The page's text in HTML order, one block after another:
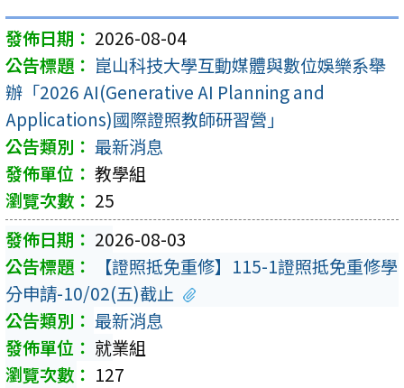
2026-08-04
崑山科技大學互動媒體與數位娛樂系舉
辦「2026 AI(Generative AI Planning and
Applications)國際證照教師研習營」
最新消息
教學組
25
2026-08-03
【證照抵免重修】115-1證照抵免重修學
分申請-10/02(五)截止
最新消息
就業組
127